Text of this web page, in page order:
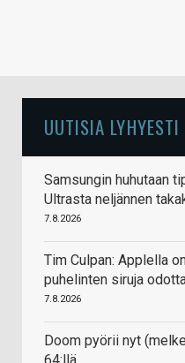
UUTISIA LYHYESTI
Samsungin huhutaan
Ultrasta neljännen
7.8.2026
Tim Culpan: Applella
puhelinten siruja
7.8.2026
Doom pyörii nyt